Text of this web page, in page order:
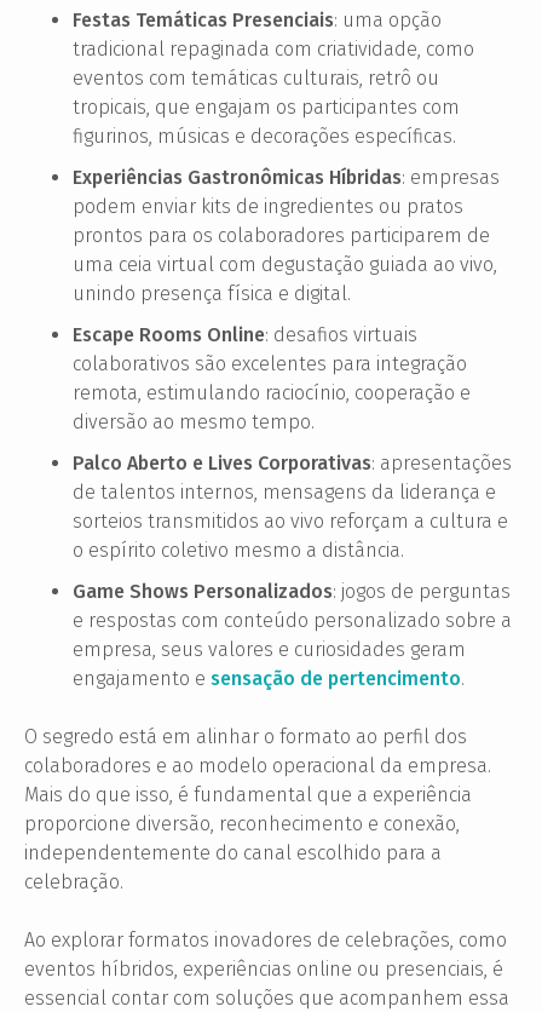
Festas Temáticas Presenciais: uma opção
tradicional repaginada com criatividade, como
eventos com temáticas culturais, retrô ou
tropicais, que engajam os participantes com
figurinos, músicas e decorações específicas.
Experiências Gastronômicas Híbridas: empresas
podem enviar kits de ingredientes ou pratos
prontos para os colaboradores participarem de
uma ceia virtual com degustação guiada ao vivo,
unindo presença física e digital.
Escape Rooms Online: desafios virtuais
colaborativos são excelentes para integração
remota, estimulando raciocínio, cooperação e
diversão ao mesmo tempo.
Palco Aberto e Lives Corporativas: apresentações
de talentos internos, mensagens da liderança e
sorteios transmitidos ao vivo reforçam a cultura e
o espírito coletivo mesmo a distância.
Game Shows Personalizados: jogos de perguntas
e respostas com conteúdo personalizado sobre a
empresa, seus valores e curiosidades geram
engajamento e sensação de pertencimento.
O segredo está em alinhar o formato ao perfil dos
colaboradores e ao modelo operacional da empresa.
Mais do que isso, é fundamental que a experiência
proporcione diversão, reconhecimento e conexão,
independentemente do canal escolhido para a
celebração.
Ao explorar formatos inovadores de celebrações, como
eventos híbridos, experiências online ou presenciais, é
essencial contar com soluções que acompanhem essa